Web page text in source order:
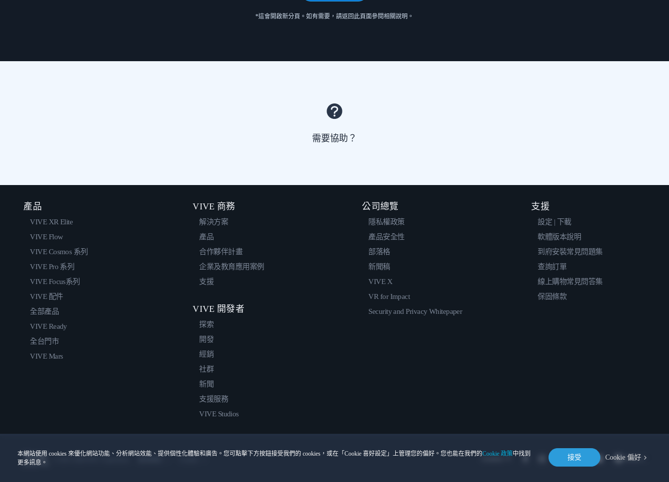
*這會開啟新分頁。如有需要，請返回此頁面參閱相關說明。
需要協助？
本網站使用 cookies 來優化網站功能、分析網站效能、提供個性化體驗和廣告。您可點擊下方按鈕接受我們的 cookies，或在「Cookie 喜好設定」上管理您的偏好。您也能在我們的Cookie 政策中找到
更多訊息。
接受 Cookie 偏好
產品
VIVE XR Elite
VIVE Flow
VIVE Cosmos 系列
VIVE Pro 系列
VIVE Focus系列
VIVE 配件
全部產品
VIVE Ready
全台門市
VIVE Mars
VIVE 商務
解決方案
產品
合作夥伴計畫
企業及教育應用案例
支援
VIVE 開發者
探索
開發
經銷
社群
新聞
支援服務
VIVE Studios
公司總覽
隱私權政策
產品安全性
部落格
新聞稿
VIVE X
VR for Impact
Security and Privacy Whitepaper
支援
設定 | 下載
軟體版本說明
到府安裝常見問題集
查詢訂單
線上購物常見問答集
保固條款